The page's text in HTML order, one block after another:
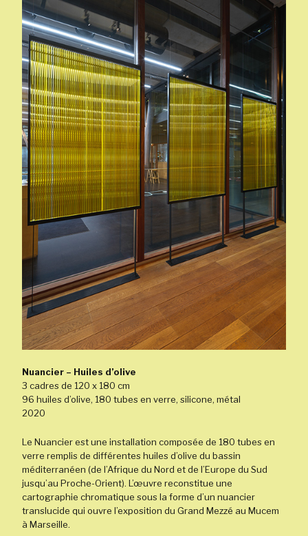
Nuancier – Huiles d’olive
3 cadres de 120 x 180 cm
96 huiles d’olive, 180 tubes en verre, silicone, métal
2020
Le Nuancier est une installation composée de 180 tubes en
verre remplis de différentes huiles d’olive du bassin
méditerranéen (de l’Afrique du Nord et de l’Europe du Sud
jusqu’au Proche-Orient). L’œuvre reconstitue une
cartographie chromatique sous la forme d’un nuancier
translucide qui ouvre l’exposition du Grand Mezzé au Mucem
à Marseille.